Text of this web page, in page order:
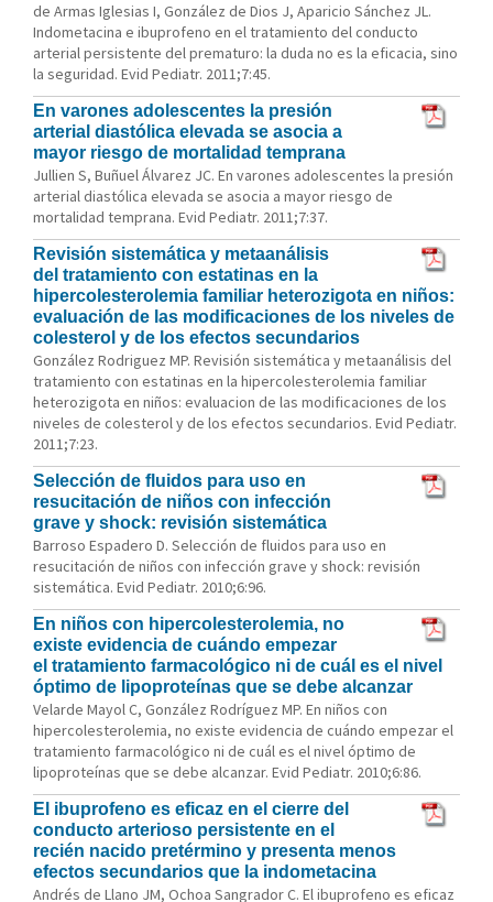
de Armas Iglesias I, González de Dios J, Aparicio Sánchez JL.
Indometacina e ibuprofeno en el tratamiento del conducto
arterial persistente del prematuro: la duda no es la eficacia, sino
la seguridad. Evid Pediatr. 2011;7:45.
En varones adolescentes la presión
arterial diastólica elevada se asocia a
mayor riesgo de mortalidad temprana
Jullien S, Buñuel Álvarez JC. En varones adolescentes la presión
arterial diastólica elevada se asocia a mayor riesgo de
mortalidad temprana. Evid Pediatr. 2011;7:37.
Revisión sistemática y metaanálisis
del tratamiento con estatinas en la
hipercolesterolemia familiar heterozigota en niños:
evaluación de las modificaciones de los niveles de
colesterol y de los efectos secundarios
González Rodriguez MP. Revisión sistemática y metaanálisis del
tratamiento con estatinas en la hipercolesterolemia familiar
heterozigota en niños: evaluacion de las modificaciones de los
niveles de colesterol y de los efectos secundarios. Evid Pediatr.
2011;7:23.
Selección de fluidos para uso en
resucitación de niños con infección
grave y shock: revisión sistemática
Barroso Espadero D. Selección de fluidos para uso en
resucitación de niños con infección grave y shock: revisión
sistemática. Evid Pediatr. 2010;6:96.
En niños con hipercolesterolemia, no
existe evidencia de cuándo empezar
el tratamiento farmacológico ni de cuál es el nivel
óptimo de lipoproteínas que se debe alcanzar
Velarde Mayol C, González Rodríguez MP. En niños con
hipercolesterolemia, no existe evidencia de cuándo empezar el
tratamiento farmacológico ni de cuál es el nivel óptimo de
lipoproteínas que se debe alcanzar. Evid Pediatr. 2010;6:86.
El ibuprofeno es eficaz en el cierre del
conducto arterioso persistente en el
recién nacido pretérmino y presenta menos
efectos secundarios que la indometacina
Andrés de Llano JM, Ochoa Sangrador C. El ibuprofeno es eficaz